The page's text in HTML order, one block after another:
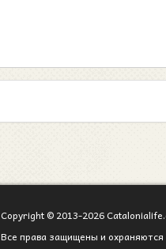
Copyright © 2013-2026
Все права защищены и